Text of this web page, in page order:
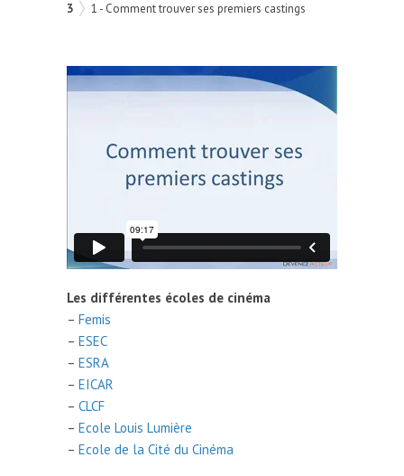
3
1 - Comment trouver ses premiers castings
Les différentes écoles de cinéma
– Femis
– ESEC
– ESRA
– EICAR
– CLCF
– Ecole Louis Lumière
– Ecole de la Cité du Cinéma